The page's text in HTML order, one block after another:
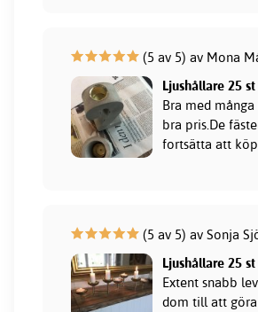
(5 av 5) av Mona
Ljushållare 25
Bra med
bra pris.De
fortsätta att
(5 av 5) av Sonja
Ljushållare 25
Extent snabb
dom till att